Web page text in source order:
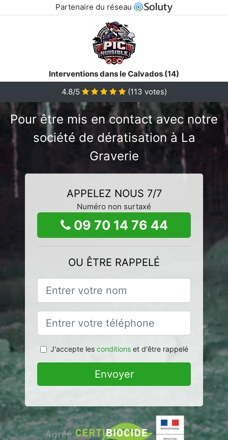
Partenaire du réseau
Interventions dans le Calvados (14)
4.8/5
(113 votes)
Pour être mis en contact avec notre
société de dératisation à La
Graverie
APPELEZ NOUS 7/7
Numéro non surtaxé
09 70 14 76 44
OU ÊTRE RAPPELÉ
J'accepte les conditionset d'être rappelé
Envoyer